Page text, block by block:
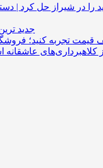
در شیراز حل کرد |
جدید
قیمت تجربه کنید؛